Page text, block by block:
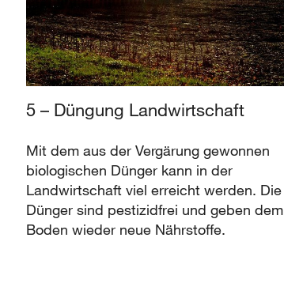
5 – Düngung Landwirtschaft
Mit dem aus der Vergärung gewonnen
biologischen Dünger kann in der
Landwirtschaft viel erreicht werden. Die
Dünger sind pestizidfrei und geben dem
Boden wieder neue Nährstoffe.